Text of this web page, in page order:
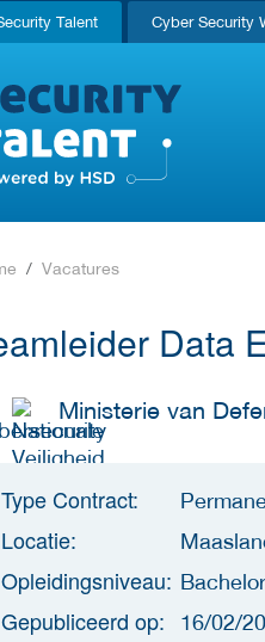
Talent Cyber Security
Vacatures
Data
Ministerie van
Type Contract:
Locatie:
Opleidingsniveau:
Gepubliceerd op: 16/02/